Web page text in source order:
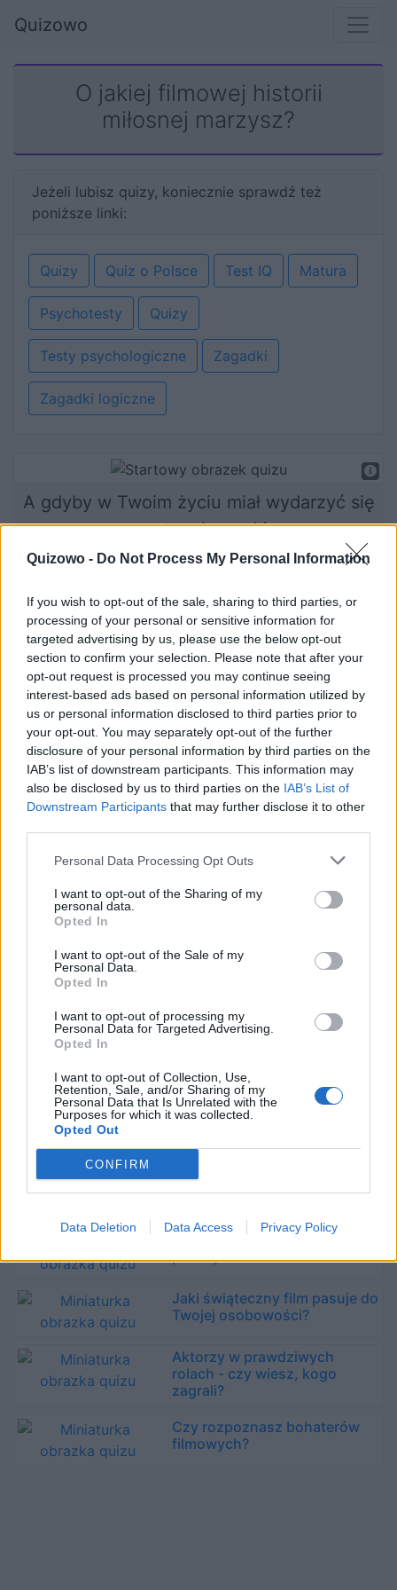
Quizowo - Do Not Process My Personal Information
If you wish to opt-out of the sale, sharing to third parties, or
processing of your personal or sensitive information for
targeted advertising by us, please use the below opt-out
section to confirm your selection. Please note that after your
opt-out request is processed you may continue seeing
interest-based ads based on personal information utilized by
us or personal information disclosed to third parties prior to
your opt-out. You may separately opt-out of the further
disclosure of your personal information by third parties on the
IAB’s list of downstream participants. This information may
also be disclosed by us to third parties on the IAB’s List of
Downstream Participants that may further disclose it to other
Personal Data Processing Opt Outs
I want to opt-out of the Sharing of my
personal data.
Opted In
I want to opt-out of the Sale of my
Personal Data.
Opted In
I want to opt-out of processing my
Personal Data for Targeted Advertising.
Opted In
I want to opt-out of Collection, Use,
Retention, Sale, and/or Sharing of my
Personal Data that Is Unrelated with the
Purposes for which it was collected.
Opted Out
CONFIRM
Data Deletion Data Access Privacy Policy
Quizowo
O jakiej filmowej historii
miłosnej marzysz?
Jeżeli lubisz quizy, koniecznie sprawdź też
poniższe linki:
Quizy Quiz o Polsce Test IQ Matura
Psychotesty Quizy
Testy psychologiczne Zagadki
Zagadki logiczne
A gdyby w Twoim życiu miał wydarzyć się
romans wprost z ekranu kinowego...
Rozpocznij quiz
Do świata jakiej serii filmowej
pasujesz?
historii kina - rozpoznasz je?
którym filmie zagrały?
Jakim filmowym stereotypem
Z jakiego polskiego filmu to
postać?
12 filmowych zabójców -
poznajesz ich?
Jaki świąteczny film pasuje do
Twojej osobowości?
Aktorzy w prawdziwych
rolach - czy wiesz, kogo
zagrali?
Czy rozpoznasz bohaterów
filmowych?